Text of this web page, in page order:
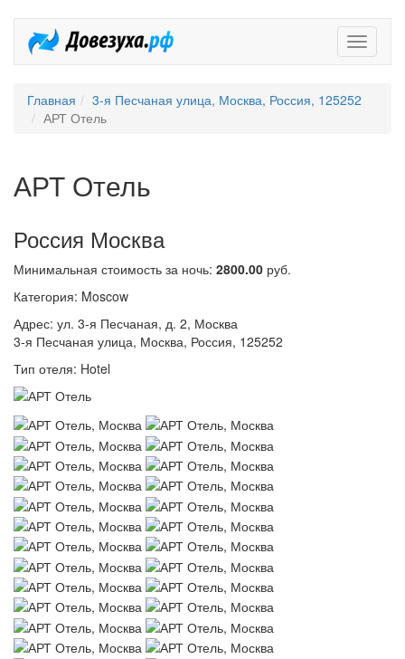
Главная
3-я Песчаная улица, Москва, Россия, 125252
АРТ Отель
АРТ Отель
Россия Москва
Минимальная стоимость за ночь: 2800.00 руб.
Категория: Moscow
Адрес: ул. 3-я Песчаная, д. 2, Москва
3-я Песчаная улица, Москва, Россия, 125252
Тип отеля: Hotel